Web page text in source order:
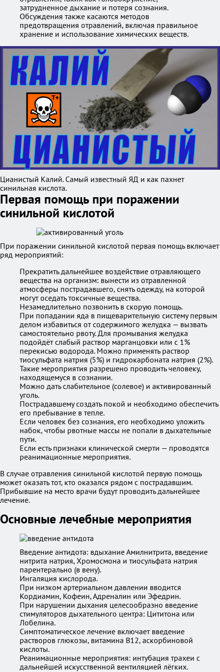
затрудненное дыхание и потеря сознания.
Обсуждения также касаются методов
предотвращения отравлений, включая правильное
хранение и использование химических веществ.
Цианистый Калий. Самый известный ЯД и как пахнет
синильная кислота.
Первая помощь при поражении
синильной кислотой
При поражении синильной кислотой первая помощь включает
ряд мероприятий:
Прекратить дальнейшее воздействие отравляющего
вещества на организм: вынести из отравленной
атмосферы пострадавшего, снять одежду, на которой
могут оседать токсичные вещества.
Незамедлительно позвонить в скорую помощь.
При попадании яда в пищеварительную систему первым
делом избавиться от содержимого желудка — вызвать
самостоятельно рвоту. Для промывания желудка
подойдёт слабый раствор марганцовки или с 1%
перекисью водорода. Можно применять раствор
тиосульфата натрия (5%) и гидрокарбоната натрия (2%).
Такие мероприятия разрешено проводить человеку,
находящемуся в сознании.
Можно дать слабительное (солевое) и активированный
уголь.
Пострадавшему создать покой и необходимо обеспечить
его пребывание в тепле.
Если человек без сознания, его необходимо уложить
набок, чтобы рвотные массы не попали в дыхательные
пути.
Если есть признаки клинической смерти — проводятся
реанимационные мероприятия.
В случае отравления синильной кислотой первую помощь
может оказать тот, кто оказался рядом с пострадавшим.
Прибывшие на место врачи будут проводить дальнейшее
лечение.
Основные лечебные мероприятия
Введение антидота: вдыхание Амилнитрита, введение
нитрита натрия, Хромосмона и тиосульфата натрия
парентерально (в вену).
Ингаляция кислорода.
При низком артериальном давлении вводится
Кордиамин, Кофеин, Адреналин или Эфедрин.
При нарушении дыхания целесообразно введение
стимуляторов дыхательного центра: Цититона или
Лобелина.
Симптоматическое лечение включает введение
растворов глюкозы, витамина B12, аскорбиновой
кислоты.
Реанимационные мероприятия: интубация трахеи с
дальнейшей искусственной вентиляцией лёгких.